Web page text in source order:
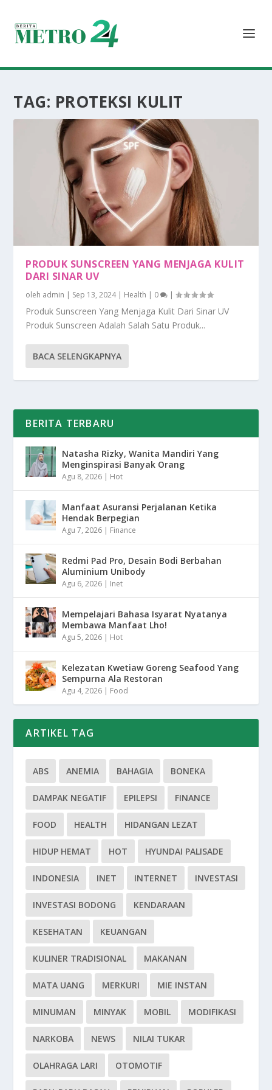
TAG: PROTEKSI KULIT
PRODUK SUNSCREEN YANG MENJAGA KULIT
DARI SINAR UV
oleh admin | Sep 13, 2024| Health | 0 |
Produk Sunscreen Yang Menjaga Kulit Dari Sinar UV
Produk Sunscreen Adalah Salah Satu Produk...
BACA SELENGKAPNYA
BERITA TERBARU
Natasha Rizky, Wanita Mandiri Yang
Menginspirasi Banyak Orang
Agu 8, 2026 | Hot
Manfaat Asuransi Perjalanan Ketika
Hendak Berpegian
Agu 7, 2026 | Finance
Redmi Pad Pro, Desain Bodi Berbahan
Aluminium Unibody
Agu 6, 2026 | Inet
Mempelajari Bahasa Isyarat Nyatanya
Membawa Manfaat Lho!
Agu 5, 2026 | Hot
Kelezatan Kwetiaw Goreng Seafood Yang
Sempurna Ala Restoran
Agu 4, 2026 | Food
ARTIKEL TAG
ABS ANEMIA BAHAGIA BONEKA
DAMPAK NEGATIF EPILEPSI FINANCE
FOOD HEALTH HIDANGAN LEZAT
HIDUP HEMAT HOT HYUNDAI PALISADE
INDONESIA INET INTERNET INVESTASI
INVESTASI BODONG KENDARAAN
KESEHATAN KEUANGAN
KULINER TRADISIONAL MAKANAN
MATA UANG MERKURI MIE INSTAN
MINUMAN MINYAK MOBIL MODIFIKASI
NARKOBA NEWS NILAI TUKAR
OLAHRAGA LARI OTOMOTIF